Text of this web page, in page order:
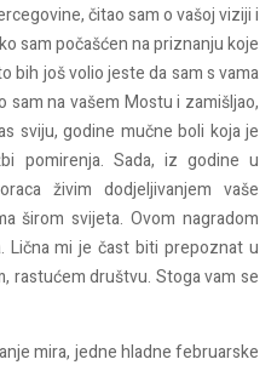
čitao sam o vašoj viziji i
sam počašćen na priznanju koje
bih još volio jeste da sam s vama
na vašem Mostu i zamišljao,
sviju, godine mučne boli koja je
pomirenja. Sada, iz godine u
živim dodjeljivanjem vaše
širom svijeta. Ovom nagradom
Lična mi je čast biti prepoznat u
rastućem društvu. Stoga vam se
mira, jedne hladne februarske